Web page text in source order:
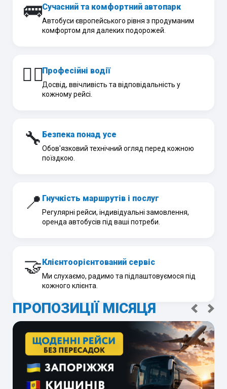
🚌Сучасний та комфортний автопарк
Автобуси європейського рівня з продуманим
комфортом для далеких подорожей.
👨‍✈️Професійні водії
Досвід, ввічливість та відповідальність у
кожному рейсі.
🔧 Безпека понад усе
Обов'язковий технічний огляд перед кожною
поїздкою.
📍 Гнучкість маршрутів і послуг
Регулярні рейси, індивідуальні замовлення,
оренда автобусів під ваші потреби.
🤝Клієнтоорієнтований сервіс
Ми слухаємо, радимо та підлаштовуємося під
кожного клієнта.
ПРОПОЗИЦІЇ МІСЯЦЯ